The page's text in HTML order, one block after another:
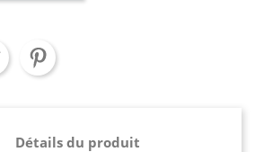
Détails du produit